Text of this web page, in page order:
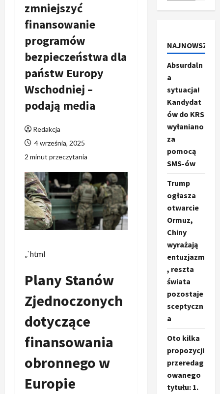
zmniejszyć
finansowanie
programów
bezpieczeństwa dla
państw Europy
Wschodniej –
podają media
Redakcja
4 września, 2025
2 minut przeczytania
„`html
Plany Stanów
Zjednoczonych
dotyczące
finansowania
obronnego w
Europie
NAJNOWSZE
Absurdaln
a
sytuacja!
Kandydat
ów do KRS
wyłaniano
za
pomocą
SMS-ów
Trump
ogłasza
otwarcie
Ormuz,
Chiny
wyrażają
entuzjazm
, reszta
świata
pozostaje
sceptyczn
a
Oto kilka
propozycji
przeredag
owanego
tytułu: 1.